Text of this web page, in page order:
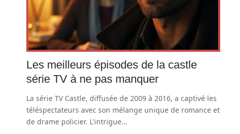
Les meilleurs épisodes de la castle
série TV à ne pas manquer
La série TV Castle, diffusée de 2009 à 2016, a captivé les
téléspectateurs avec son mélange unique de romance et
de drame policier. L'intrigue…